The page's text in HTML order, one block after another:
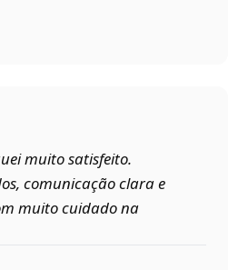
muito satisfeito.
comunicação clara e
muito cuidado na